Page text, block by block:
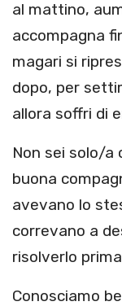
al mattino,
accompagna
magari si
dopo, per
allora soffri di
Non sei solo/a
buona
avevano lo
correvano a
risolverlo
Conosciamo